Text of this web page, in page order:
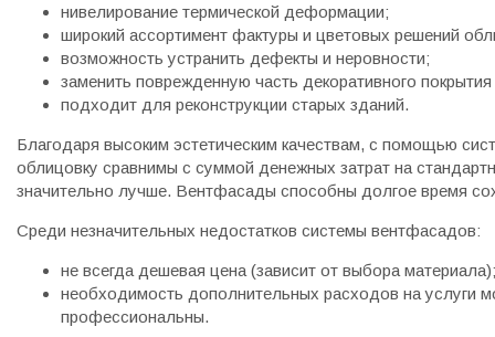
нивелирование термической деформации;
широкий ассортимент фактуры и цветовых решений
возможность устранить дефекты и неровности;
заменить поврежденную часть декоративного
подходит для реконструкции старых зданий.
Благодаря высоким эстетическим качествам, с помощью
облицовку сравнимы с суммой денежных затрат на
значительно лучше. Вентфасады способны долгое время
Среди незначительных недостатков системы вентфасадов:
не всегда дешевая цена (зависит от выбора материала);
необходимость дополнительных расходов на услуги
профессиональны.